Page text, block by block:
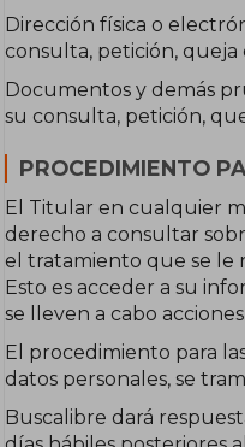
Dirección física o
consulta, petición, queja
Documentos y demás
su consulta, petición,
PROCEDIMIENTO
El Titular en cualquier
derecho a consultar
el tratamiento que se le
Esto es acceder a su
se lleven a cabo
El procedimiento para
datos personales, se
Buscalibre dará